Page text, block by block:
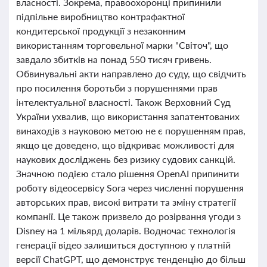
підпільне виробництво контрафактної
кондитерської продукції з незаконним
використанням торговельної марки "Світоч", що
завдало збитків на понад 550 тисяч гривень.
Обвинувальні акти направлено до суду, що свідчить
про посилення боротьби з порушеннями прав
інтелектуальної власності. Також Верховний Суд
України ухвалив, що використання запатентованих
винаходів з науковою метою не є порушенням прав,
якщо це доведено, що відкриває можливості для
наукових досліджень без ризику судових санкцій.
Значною подією стало рішення OpenAI припинити
роботу відеосервісу Sora через численні порушення
авторських прав, високі витрати та зміну стратегії
компанії. Це також призвело до розірвання угоди з
Disney на 1 мільярд доларів. Водночас технологія
генерації відео залишиться доступною у платній
версії ChatGPT, що демонструє тенденцію до більш